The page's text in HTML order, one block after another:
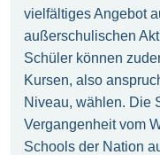
vielfältiges Angebot
außerschulischen
Schüler können
Kursen, also
Niveau, wählen. Die
Vergangenheit vom
Schools der Nation